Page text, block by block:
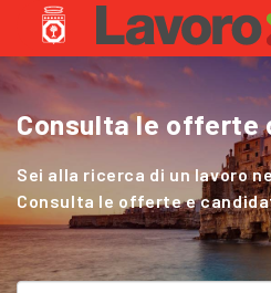
Consulta le offerte
Sei alla ricerca di un lavoro
Consulta le offerte e
Cerchi Lavoro nel
?
Sei alla ricerca di un lavoro
Consulta le offerte e